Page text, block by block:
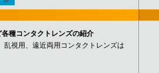
種コンタクトレンズの紹介
乱視用、遠近両用コンタクトレンズは